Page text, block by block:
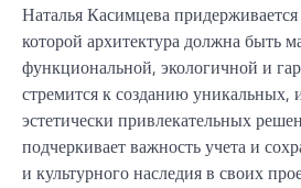
Наталья Касимцева
которой архитектура должна быть
функциональной, экологичной и
стремится к созданию
эстетически привлекательных
подчеркивает важность учета и
и культурного наследия в своих